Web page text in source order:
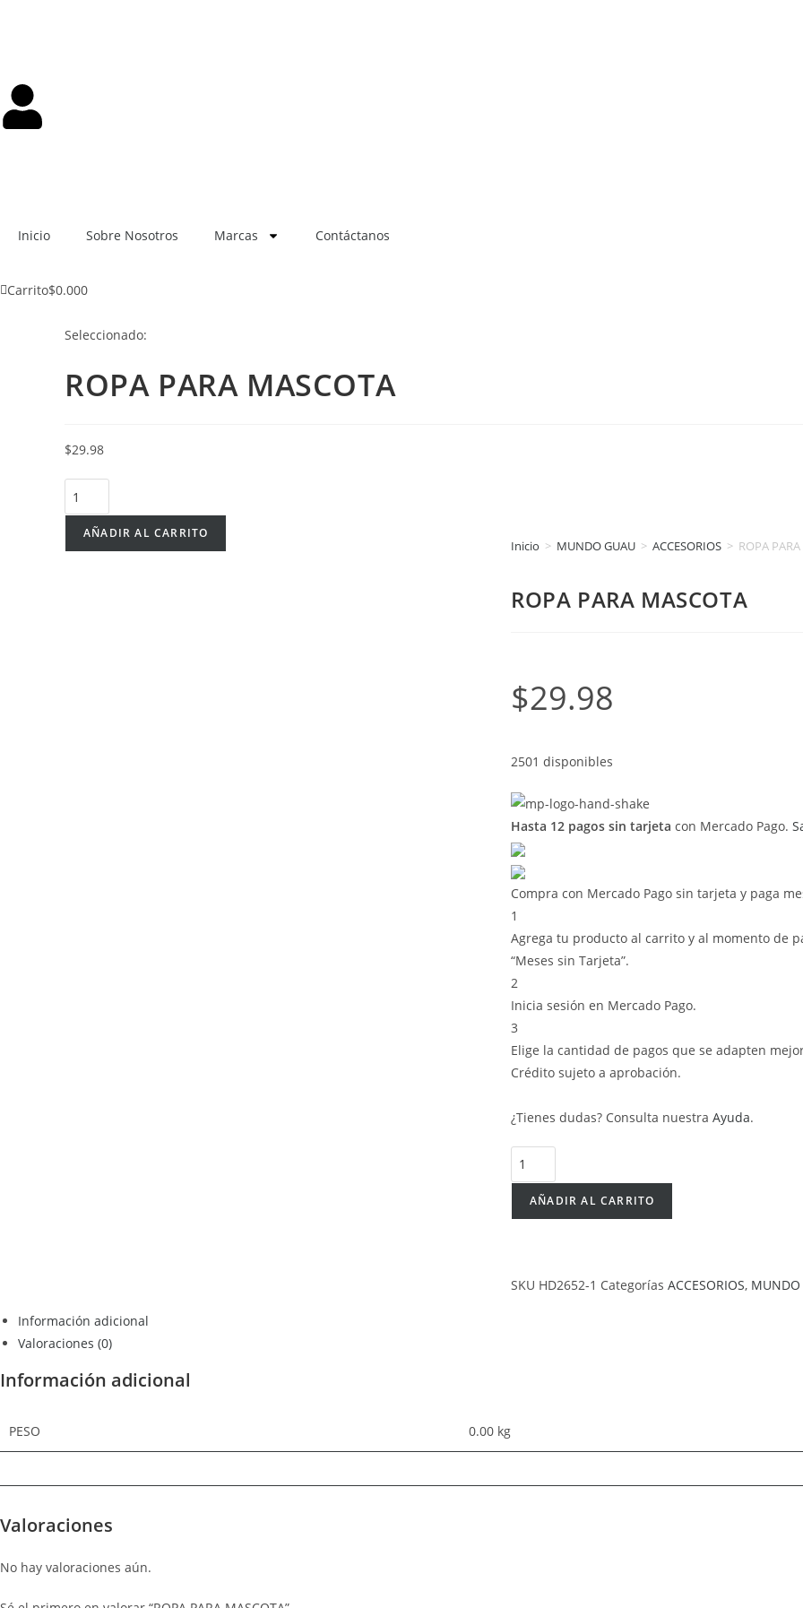
Inicio Sobre Nosotros Marcas Contáctanos
Carrito$0.000
Seleccionado:
ROPA PARA MASCOTA
$29.98
AÑADIR AL CARRITO
Inicio > MUNDO GUAU > ACCESORIOS > ROPA
ROPA PARA MASCOTA
$29.98
2501 disponibles
Hasta 12 pagos sin tarjeta con Mercado Pago.
Compra con Mercado Pago sin tarjeta y paga
1
Agrega tu producto al carrito y al momento de
“Meses sin Tarjeta”.
2
Inicia sesión en Mercado Pago.
3
Elige la cantidad de pagos que se adapten
Crédito sujeto a aprobación.
¿Tienes dudas? Consulta nuestra Ayuda.
AÑADIR AL CARRITO
SKU HD2652-1 Categorías ACCESORIOS, MUNDO
Información adicional
Valoraciones (0)
Información adicional
PESO 0.00 kg
Valoraciones
No hay valoraciones aún.